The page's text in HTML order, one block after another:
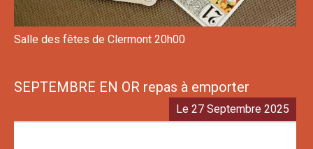
Salle des fêtes de Clermont 20h00
SEPTEMBRE EN OR repas à emporter
Le 27 Septembre 2025